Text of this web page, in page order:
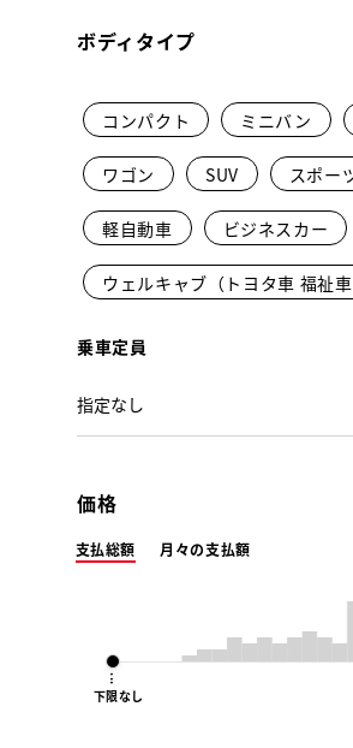
ボディタイプ
コンパクト ミニバン
ワゴン SUV スポー
軽自動車 ビジネスカー
ウェルキャブ（トヨタ車 福祉車
乗車定員
価格
支払総額 月々の支払額
下限なし